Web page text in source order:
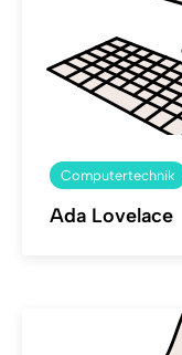
Computertechnik
Ada Lovelace